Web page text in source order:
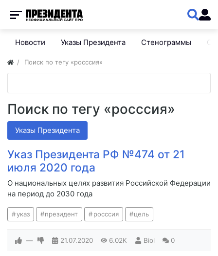
Новости Указы Президента Стенограммы
Поиск по тегу «росссия»
Поиск по тегу «росссия»
Указы Президента
Указ Президента РФ №474 от 21
июля 2020 года
О национальных целях развития Российской Федерации
на период до 2030 года
указ президент росссия цель
— 21.07.2020 6.02K Biol 0